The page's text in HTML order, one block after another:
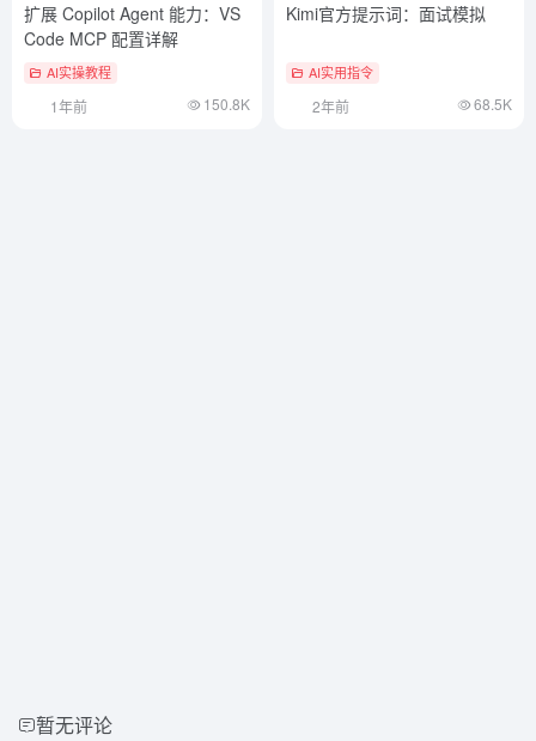
扩展 Copilot Agent 能力：VS
Code MCP 配置详解
AI实操教程
1年前 150.8K
Kimi官方提示词：面试模拟
AI实用指令
2年前 68.5K
暂无评论